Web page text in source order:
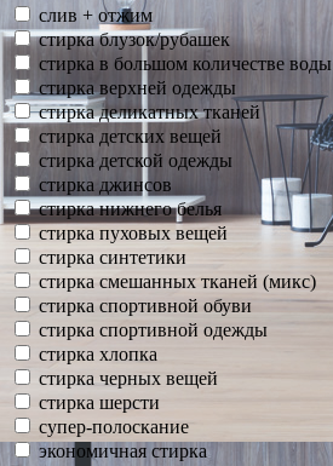
слив + отжим
стирка блузок/рубашек
стирка в большом количестве воды
стирка верхней одежды
стирка деликатных тканей
стирка детских вещей
стирка детской одежды
стирка джинсов
стирка нижнего белья
стирка пуховых вещей
стирка синтетики
стирка смешанных тканей (микс)
стирка спортивной обуви
стирка спортивной одежды
стирка хлопка
стирка черных вещей
стирка шерсти
супер-полоскание
экономичная стирка